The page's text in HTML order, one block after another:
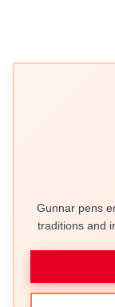
Gunnar pens
traditions and